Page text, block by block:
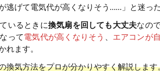
逃げて電気代が高くなりそう……」と迷っ
いるときに換気扇を回しても大丈夫なの
って電気代が高くなりそう
エアコンが
れます。
換気方法をプロが分かりやすく解説します